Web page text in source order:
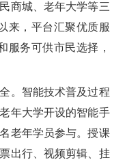
商城、老年大学等三
来，平台汇聚优质服
服务可供市民选择，
智能技术普及过程
年大学开设的智能手
老年学员参与。授课
出行、视频剪辑、挂